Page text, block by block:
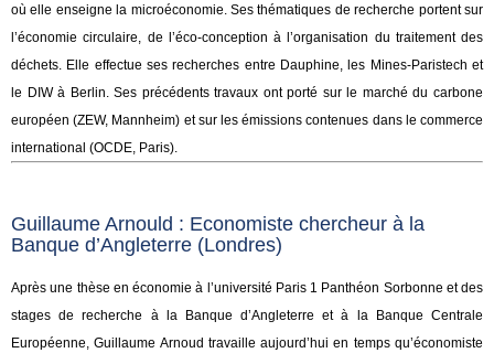
où elle enseigne la microéconomie. Ses thématiques de recherche portent sur
l’économie circulaire, de l’éco-conception à l’organisation du traitement des
déchets. Elle effectue ses recherches entre Dauphine, les Mines-Paristech et
le DIW à Berlin. Ses précédents travaux ont porté sur le marché du carbone
européen (ZEW, Mannheim) et sur les émissions contenues dans le commerce
international (OCDE, Paris).
Guillaume Arnould : Economiste chercheur à la
Banque d’Angleterre (Londres)
Après une thèse en économie à l’université Paris 1 Panthéon Sorbonne et des
stages de recherche à la Banque d’Angleterre et à la Banque Centrale
Européenne, Guillaume Arnoud travaille aujourd’hui en temps qu’économiste